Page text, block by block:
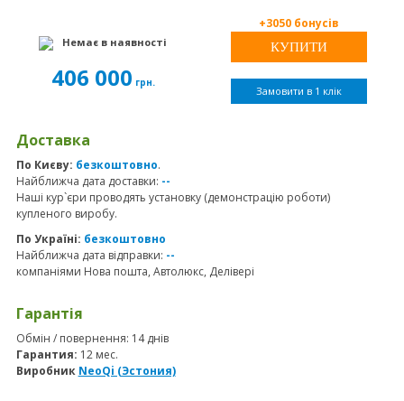
Немає в наявності
406 000 грн.
+3050 бонусів
Замовити в 1 клік
Доставка
По Києву: безкоштовно.
Найближча дата доставки: --
Наші кур`єри проводять установку (демонстрацію роботи)
купленого виробу.
По Україні: безкоштовно
Найближча дата відправки: --
компаніями Нова пошта, Автолюкс, Делівері
Гарантія
Обмін / повернення: 14 днів
Гарантия: 12 мес.
Виробник NeoQi (Эстония)